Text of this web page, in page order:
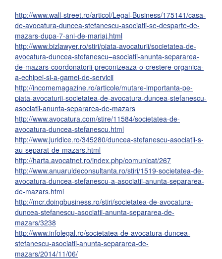
http://www.wall-street.ro/articol/Legal-Business/175141/casa-
de-avocatura-duncea-stefanescu-asociatii-se-desparte-de-
mazars-dupa-7-ani-de-mariaj.html
http://www.bizlawyer.ro/stiri/piata-avocaturii/societatea-de-
avocatura-duncea-stefanescu–asociatii-anunta-separarea-
de-mazars-coordonatorii-preconizeaza-o-crestere-organica-
a-echipei-si-a-gamei-de-servicii
http://incomemagazine.ro/articole/mutare-importanta-pe-
piata-avocaturii-societatea-de-avocatura-duncea-stefanescu-
asociatii-anunta-separarea-de-mazars
http://www.avocatura.com/stire/11584/societatea-de-
avocatura-duncea-stefanescu.html
http://www.juridice.ro/345280/duncea-stefanescu-asociatii-s-
au-separat-de-mazars.html
http://harta.avocatnet.ro/index.php/comunicat/267
http://www.anuaruldeconsultanta.ro/stiri/1519-societatea-de-
avocatura-duncea-stefanescu-a-asociatii-anunta-separarea-
de-mazars.html
http://mcr.doingbusiness.ro/stiri/societatea-de-avocatura-
duncea-stefanescu-asociatii-anunta-separarea-de-
mazars/3238
http://www.infolegal.ro/societatea-de-avocatura-duncea-
stefanescu-asociatii-anunta-separarea-de-
mazars/2014/11/06/